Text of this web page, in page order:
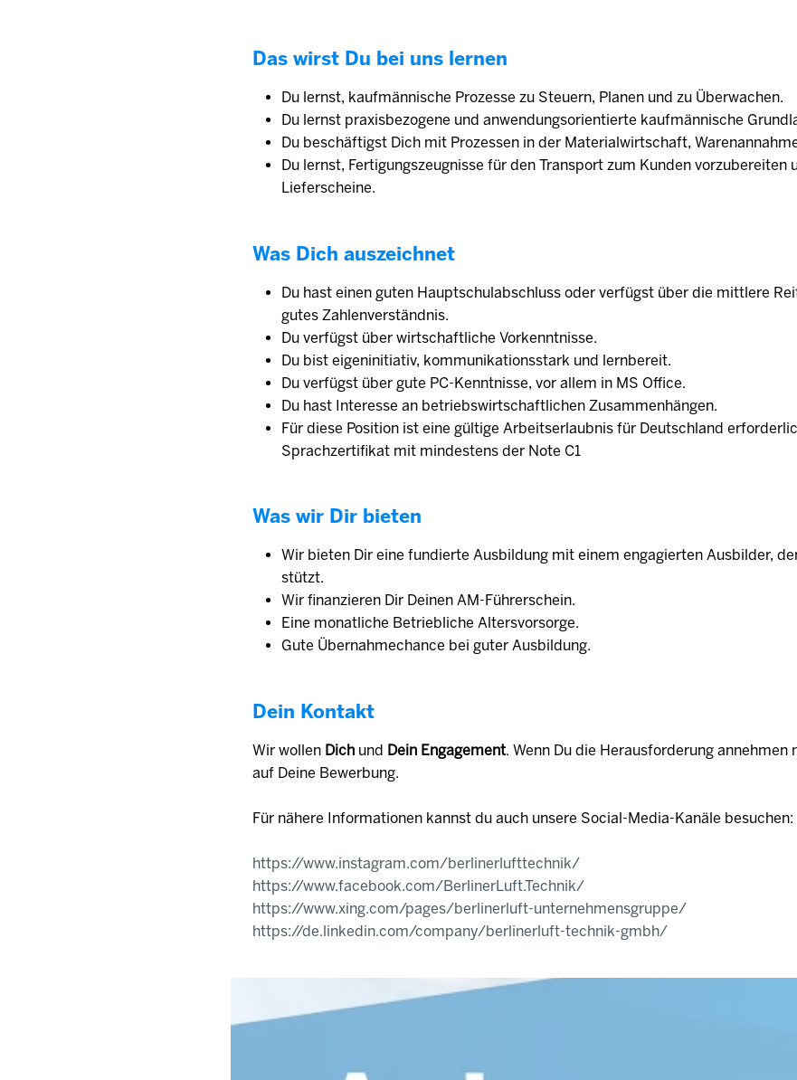
Das wirst Du bei uns lernen
Du lernst, kaufmännische Prozesse zu Steuern, Planen und zu Überwachen.
Du lernst praxisbezogene und anwendungsorientierte kaufmännische
Du beschäftigst Dich mit Prozessen in der Materialwirtschaft,
Du lernst, Fertigungszeugnisse für den Transport zum Kunden vorzubereiten
Lieferscheine.
Was Dich auszeichnet
Du hast einen guten Hauptschulabschluss oder verfügst über die mittlere
gutes Zahlenverständnis.
Du verfügst über wirtschaftliche Vorkenntnisse.
Du bist eigeninitiativ, kommunikationsstark und lernbereit.
Du verfügst über gute PC-Kenntnisse, vor allem in MS Office.
Du hast Interesse an betriebswirtschaftlichen Zusammenhängen.
Für diese Position ist eine gültige Arbeitserlaubnis für Deutschland
Sprachzertifikat mit mindestens der Note C1
Was wir Dir bieten
Wir bieten Dir eine fundierte Ausbildung mit einem engagierten Aus­bilder,
stützt.
Wir finanzieren Dir Deinen AM-Führerschein.
Eine monat­liche Betrieb­liche Alters­vorsorge.
Gute Übernahmechance bei guter Ausbildung.
Dein Kontakt
Wir wollen Dich und Dein Engagement. Wenn Du die Herausforderung
auf Deine Bewerbung.
Für nähere Informationen kannst du auch unsere Social-Media-Kanäle besuchen:
https://www.instagram.com/berlinerlufttechnik/
https://www.facebook.com/BerlinerLuft.Technik/
https://www.xing.com/pages/berlinerluft-unternehmensgruppe/
https://de.linkedin.com/company/berlinerluft-technik-gmbh/